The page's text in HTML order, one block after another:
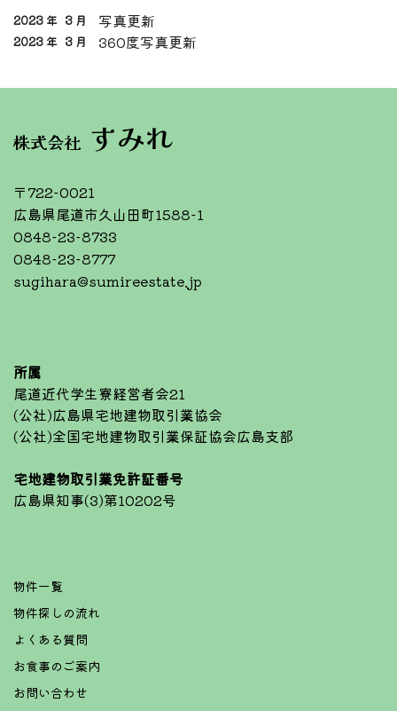
2023 年 3 月 写真更新
2023 年 3 月 360度写真更新
株式会社 すみれ
〒722-0021
広島県尾道市久山田町1588-1
0848-23-8733
0848-23-8777
sugihara@sumireestate.jp
所属
尾道近代学生寮経営者会21
(公社)広島県宅地建物取引業協会
(公社)全国宅地建物取引業保証協会広島支部
宅地建物取引業免許証番号
広島県知事(3)第10202号
物件一覧
物件探しの流れ
よくある質問
お食事のご案内
お問い合わせ